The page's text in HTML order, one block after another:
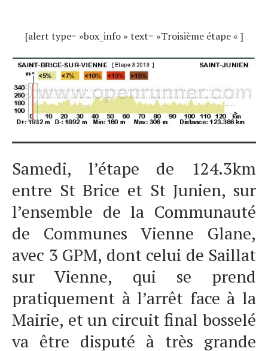
[alert type= »box_info » text= »Troisième étape « ]
Samedi, l’étape de 124.3km
entre St Brice et St Junien, sur
l’ensemble de la Communauté
de Communes Vienne Glane,
avec 3 GPM, dont celui de Saillat
sur Vienne, qui se prend
pratiquement à l’arrêt face à la
Mairie, et un circuit final bosselé
va être disputé à très grande
Actualités
Technologies
Tests de produits
Conseils
Tendances
Tous nos articles
À propos